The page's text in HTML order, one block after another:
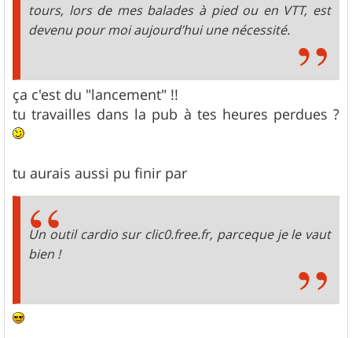
tours, lors de mes balades à pied ou en VTT, est
devenu pour moi aujourd’hui une nécessité.
ça c'est du "lancement" !!
tu travailles dans la pub à tes heures perdues ?
tu aurais aussi pu finir par
Un outil cardio sur clic0.free.fr, parceque je le vaut
bien !